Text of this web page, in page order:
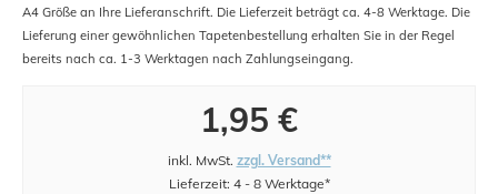
A4 Größe an Ihre Lieferanschrift. Die Lieferzeit beträgt ca. 4-8 Werktage. Die
Lieferung einer gewöhnlichen Tapetenbestellung erhalten Sie in der Regel
bereits nach ca. 1-3 Werktagen nach Zahlungseingang.
1,95 €
inkl. MwSt. zzgl. Versand**
Lieferzeit: 4 - 8 Werktage*